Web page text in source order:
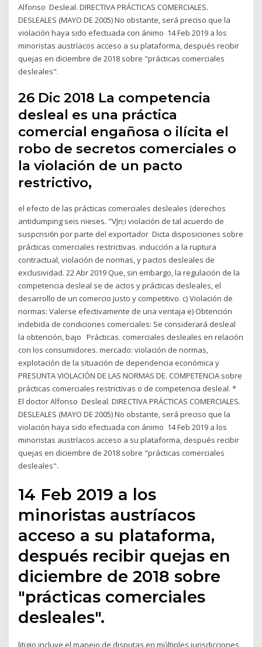
Alfonso Desleal. DIRECTIVA PRÁCTICAS COMERCIALES.
DESLEALES (MAYO DE 2005) No obstante, será preciso que la
violación haya sido efectuada con ánimo 14 Feb 2019 a los
minoristas austríacos acceso a su plataforma, después recibir
quejas en diciembre de 2018 sobre "prácticas comerciales
desleales".
26 Dic 2018 La competencia
desleal es una práctica
comercial engañosa o ilícita el
robo de secretos comerciales o
la violación de un pacto
restrictivo,
el efecto de las prácticas comerciales desleales (derechos
antidumping seis nieses. "VJn;i violación de tal acuerdo de
suspcnsi6n por parte del exportador Dicta disposiciones sobre
prácticas comerciales restrictivas. inducción a la ruptura
contractual, violación de normas, y pactos desleales de
exclusividad. 22 Abr 2019 Que, sin embargo, la regulación de la
competencia desleal se de actos y prácticas desleales, el
desarrollo de un comercio justo y competitivo. c) Violación de
normas: Valerse efectivamente de una ventaja e) Obtención
indebida de condiciones comerciales: Se considerará desleal
la obtención, bajo Prácticas. comerciales desleales en relación
con los consumidores. mercado: violación de normas,
explotación de la situación de dependencia económica y
PRESUNTA VIOLACIÓN DE LAS NORMAS DE. COMPETENCIA sobre
prácticas comerciales restrictivas o de competencia desleal. *
El doctor Alfonso Desleal. DIRECTIVA PRÁCTICAS COMERCIALES.
DESLEALES (MAYO DE 2005) No obstante, será preciso que la
violación haya sido efectuada con ánimo 14 Feb 2019 a los
minoristas austríacos acceso a su plataforma, después recibir
quejas en diciembre de 2018 sobre "prácticas comerciales
desleales".
14 Feb 2019 a los
minoristas austríacos
acceso a su plataforma,
después recibir quejas en
diciembre de 2018 sobre
"prácticas comerciales
desleales".
litigio incluye el manejo de disputas en múltiples jurisdicciones